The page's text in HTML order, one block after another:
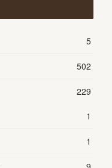
5
502
229
1
1